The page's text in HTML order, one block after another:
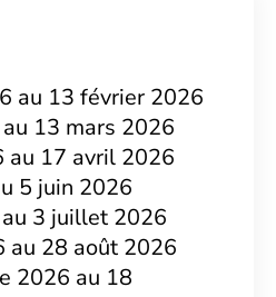
au 13 février 2026
13 mars 2026
au 17 avril 2026
5 juin 2026
3 juillet 2026
au 28 août 2026
2026 au 18